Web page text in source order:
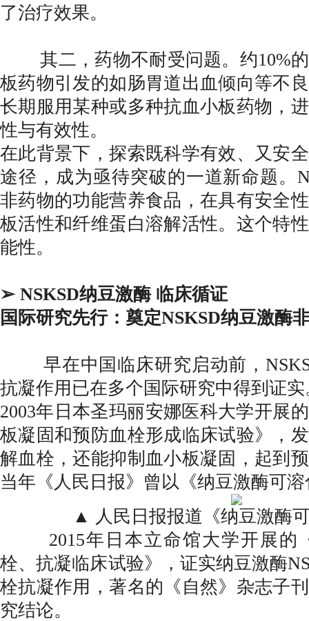
了治疗效果。
其二，药物不耐受问题。约10%的
板药物引发的如肠胃道出血倾向等不
长期服用某种或多种抗血小板药物，
性与有效性。
在此背景下，探索既科学有效、又安
途径，成为亟待突破的一道新命题。
非药物的功能营养食品，在具有安全
板活性和纤维蛋白溶解活性。这个特
能性。
➢ NSKSD纳豆激酶 临床循证
国际研究先行：奠定NSKSD纳豆激酶
早在中国临床研究启动前，
抗凝作用已在多个国际研究中得到证实
2003年日本圣玛丽安娜医科大学开展
板凝固和预防血栓形成临床试验》，
解血栓，还能抑制血小板凝固，起到
当年《人民日报》曾以《纳豆激酶可
▲ 人民日报报道《纳豆激酶
2015年日本立命馆大学开展的《
栓、抗凝临床试验》，证实纳豆激酶
栓抗凝作用，著名的《自然》杂志子
究结论。